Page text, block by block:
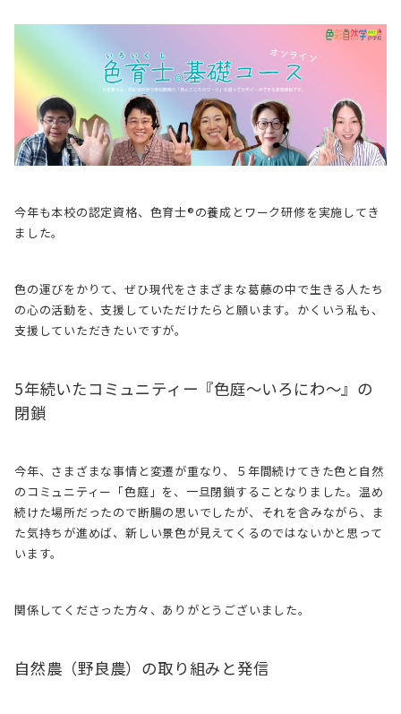
今年も本校の認定資格、色育士®の養成とワーク研修を実施してき
ました。
色の運びをかりて、ぜひ現代をさまざまな葛藤の中で生きる人たち
の心の活動を、支援していただけたらと願います。かくいう私も、
支援していただきたいですが。
5年続いたコミュニティー『色庭〜いろにわ〜』の
閉鎖
今年、さまざまな事情と変遷が重なり、５年間続けてきた色と自然
のコミュニティー「色庭」を、一旦閉鎖することなりました。温め
続けた場所だったので断腸の思いでしたが、それを含みながら、ま
た気持ちが進めば、新しい景色が見えてくるのではないかと思って
います。
関係してくださった方々、ありがとうございました。
自然農（野良農）の取り組みと発信